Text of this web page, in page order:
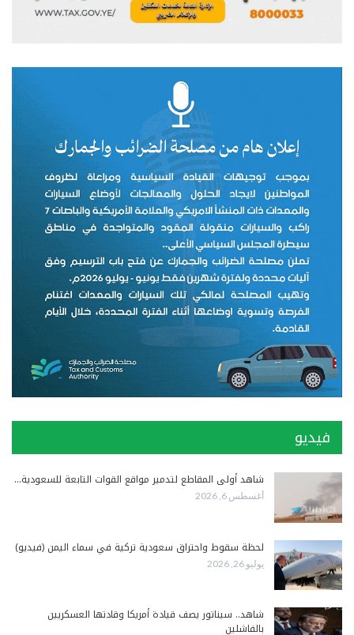
فيديو
شاهد أولى المقاطع لتدمير مواقع القوات التابعة للسعودية…
أغسطس 6, 2026
لحظة سقوط واحتراق سعودية تركية في سماء اليمن (فيديو)
يوليو 26, 2026
شاهد.. سيناتور يصف قيادة أمريكا وقادتها العسكريين
بالفاشلين